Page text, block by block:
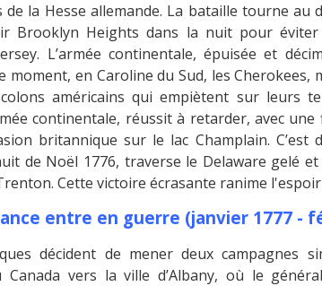
de la Hesse allemande. La bataille tourne au
Brooklyn Heights dans la nuit pour éviter
L’armée continentale, épuisée et
moment, en Caroline du Sud, les
américains qui empiètent sur leurs
continentale, réussit à retarder, avec
britannique sur le lac Champlain. C’est
de Noël 1776, traverse le Delaware gelé
Cette victoire écrasante ranime
entre en guerre (janvier 1777 -
décident de mener deux campagnes
Canada vers la ville d’Albany, où le